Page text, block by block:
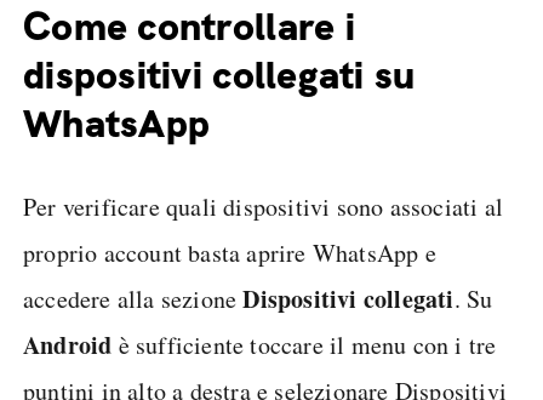
Come controllare i
dispositivi collegati su
WhatsApp
Per verificare quali dispositivi sono associati al
proprio account basta aprire WhatsApp e
accedere alla sezioneDispositivi collegati. Su
Android è sufficiente toccare il menu con i tre
puntini in alto a destra e selezionare Dispositivi